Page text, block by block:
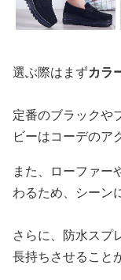
選ぶ際はまずカラ
定番のブラックや
ビーはコーデのア
また、ローファー
わるため、シーン
さらに、防水スプ
長持ちさせること